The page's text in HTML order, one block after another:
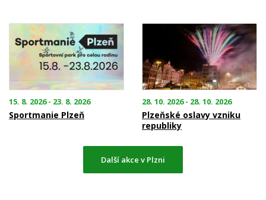
15. 8. 2026 - 23. 8. 2026
Sportmanie Plzeň
28. 10. 2026 - 28. 10. 2026
Plzeňské oslavy vzniku
republiky
Další akce v Plzni